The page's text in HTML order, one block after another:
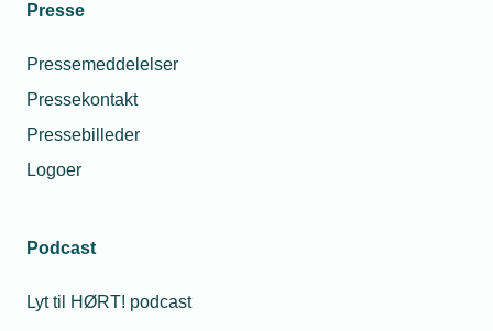
Presse
Pressemeddelelser
Pressekontakt
Pressebilleder
Logoer
Podcast
Lyt til HØRT! podcast